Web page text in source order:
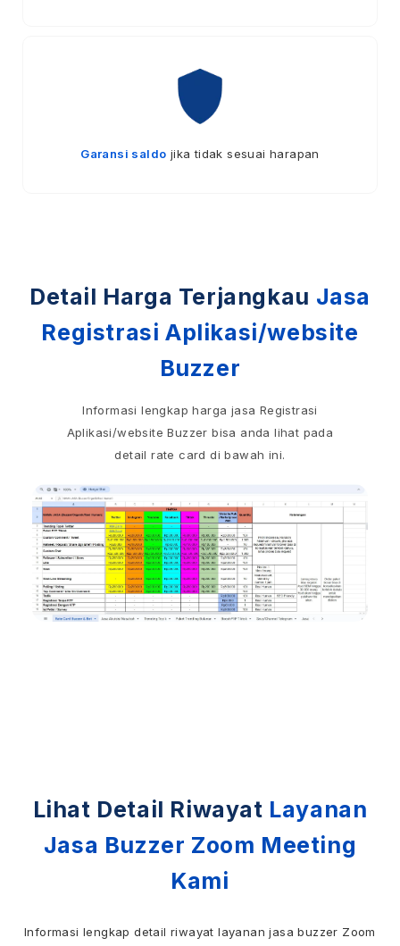
Garansi saldo jika tidak sesuai harapan
Detail Harga Terjangkau Jasa
Registrasi Aplikasi/website
Buzzer
Informasi lengkap harga jasa Registrasi
Aplikasi/website Buzzer bisa anda lihat pada
detail rate card di bawah ini.
Lihat Detail Riwayat Layanan
Jasa Buzzer Zoom Meeting
Kami
Informasi lengkap detail riwayat layanan jasa buzzer Zoom